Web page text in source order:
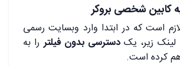
کابین شخصی بروکر
است که در ابتدا وارد وبسایت رسمی
لینک زیر، یکدسترسی بدون فیلتررا به
کرده است.